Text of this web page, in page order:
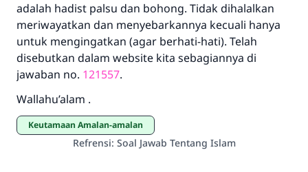
adalah hadist palsu dan bohong. Tidak dihalalkan
meriwayatkan dan menyebarkannya kecuali hanya
untuk mengingatkan (agar berhati-hati). Telah
disebutkan dalam website kita sebagiannya di
jawaban no. 121557.
Wallahu’alam .
Keutamaan Amalan-amalan
Refrensi: Soal Jawab Tentang Islam